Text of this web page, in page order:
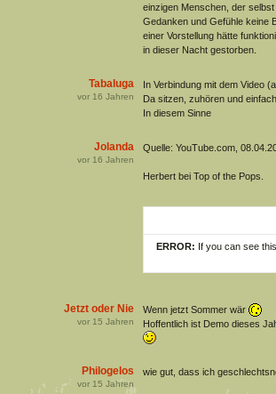
einzigen Menschen, der
Gedanken und Gefühle keine
einer Vorstellung hätte
in dieser Nacht gestorben.
Tabaluga
vor 16 Jahren
In Verbindung mit dem Video
Da sitzen, zuhören und
In diesem Sinne
Jolanda
vor 16 Jahren
Quelle: YouTube.com,
Herbert bei Top of the Pops.
ERROR: If you can see
Jetzt oder Nie
vor 15 Jahren
Wenn jetzt Sommer wär
Hoffentlich ist Demo dieses
Philogelos
vor 15 Jahren
wie gut, dass ich